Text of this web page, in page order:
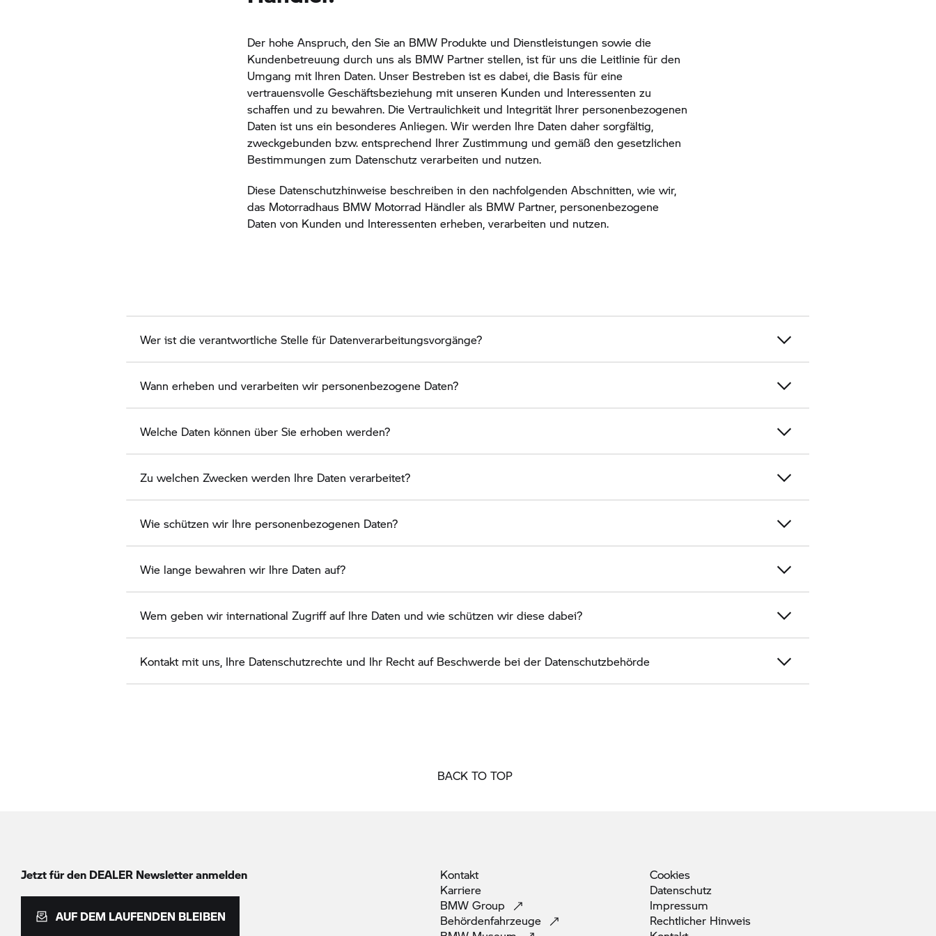
Der hohe Anspruch, den Sie an BMW Produkte und Dienstleistungen sowie die
Kundenbetreuung durch uns als BMW Partner stellen, ist für uns die Leitlinie für den
Umgang mit Ihren Daten. Unser Bestreben ist es dabei, die Basis für eine
vertrauensvolle Geschäftsbeziehung mit unseren Kunden und Interessenten zu
schaffen und zu bewahren. Die Vertraulichkeit und Integrität Ihrer personenbezogenen
Daten ist uns ein besonderes Anliegen. Wir werden Ihre Daten daher sorgfältig,
zweckgebunden bzw. entsprechend Ihrer Zustimmung und gemäß den gesetzlichen
Bestimmungen zum Datenschutz verarbeiten und nutzen.
Diese Datenschutzhinweise beschreiben in den nachfolgenden Abschnitten, wie wir,
das Motorradhaus BMW Motorrad Händler als BMW Partner, personenbezogene
Daten von Kunden und Interessenten erheben, verarbeiten und nutzen.
Wer ist die verantwortliche Stelle für Datenverarbeitungsvorgänge?
Wann erheben und verarbeiten wir personenbezogene Daten?
Welche Daten können über Sie erhoben werden?
Zu welchen Zwecken werden Ihre Daten verarbeitet?
Wie schützen wir Ihre personenbezogenen Daten?
Wie lange bewahren wir Ihre Daten auf?
Wem geben wir international Zugriff auf Ihre Daten und wie schützen wir diese dabei?
Kontakt mit uns, Ihre Datenschutzrechte und Ihr Recht auf Beschwerde bei der Datenschutzbehörde
BACK TO TOP
Jetzt für den DEALER Newsletter anmelden
AUF DEM LAUFENDEN BLEIBEN
Kontakt
Karriere
BMW Group
Behördenfahrzeuge
Cookies
Datenschutz
Impressum
Rechtlicher Hinweis